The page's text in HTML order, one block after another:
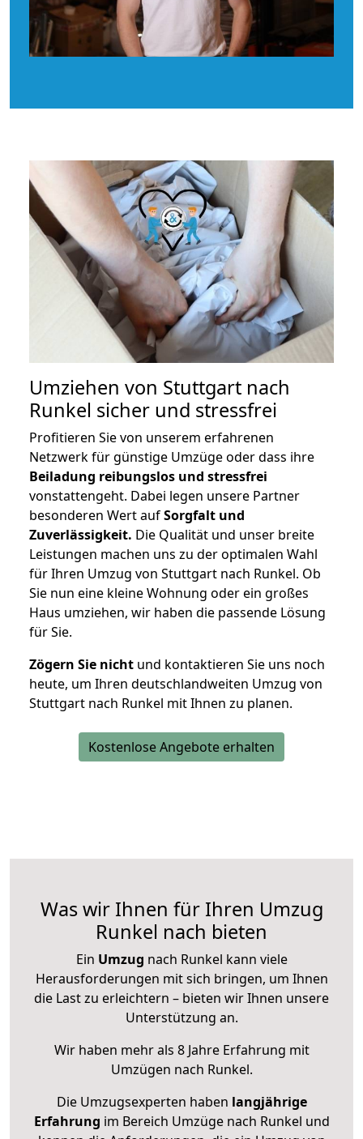
Umziehen von Stuttgart nach
Runkel sicher und stressfrei
Profitieren Sie von unserem erfahrenen
Netzwerk für günstige Umzüge oder dass ihre
Beiladung reibungslos und stressfrei
vonstattengeht. Dabei legen unsere Partner
besonderen Wert aufSorgfalt und
Zuverlässigkeit. Die Qualität und unser breite
Leistungen machen uns zu der optimalen Wahl
für Ihren Umzug von Stuttgart nach Runkel. Ob
Sie nun eine kleine Wohnung oder ein großes
Haus umziehen, wir haben die passende Lösung
für Sie.
Zögern Sie nicht und kontaktieren Sie uns noch
heute, um Ihren deutschlandweiten Umzug von
Stuttgart nach Runkel mit Ihnen zu planen.
Kostenlose Angebote erhalten
Was wir Ihnen für Ihren Umzug
Runkel nach bieten
Ein Umzug nach Runkel kann viele
Herausforderungen mit sich bringen, um Ihnen
die Last zu erleichtern – bieten wir Ihnen unsere
Unterstützung an.
Wir haben mehr als 8 Jahre Erfahrung mit
Umzügen nach Runkel.
Die Umzugsexperten haben langjährige
Erfahrung im Bereich Umzüge nach Runkel und